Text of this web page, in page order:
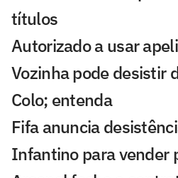
títulos
Autorizado a usar
Vozinha pode desistir
Colo; entenda
Fifa anuncia
Infantino para vender